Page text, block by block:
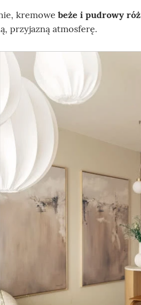
kremowe beże i pudrowy róż
przyjazną atmosferę.